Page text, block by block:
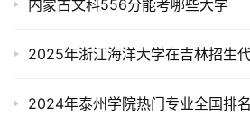
内蒙古文科556分能考哪些大学
2025年浙江海洋大学在吉林招生
2024年泰州学院热门专业全国排名